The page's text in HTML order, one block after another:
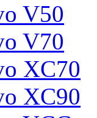
V50
V70
XC70
XC90